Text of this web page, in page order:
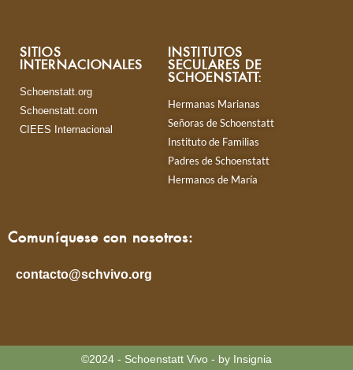
SITIOS
INTERNACIONALES
Schoenstatt.org
Schoenstatt.com
CIEES Internacional
INSTITUTOS
SECULARES DE
SCHOENSTATT:
Hermanas Marianas
Señoras de Schoenstatt
Instituto de Familias
Padres de Schoenstatt
Hermanos de María
Comuníquese con nosotros:
contacto@schvivo.org
©2024 - Schoenstatt Vivo - by Insignia